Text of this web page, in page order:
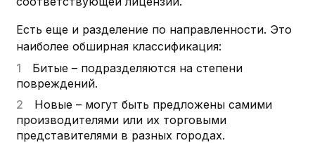
Есть еще и разделение по направленности. Это
наиболее обширная классификация:
Битые – подразделяются на степени
повреждений.
Новые – могут быть предложены самими
производителями или их торговыми
представителями в разных городах.